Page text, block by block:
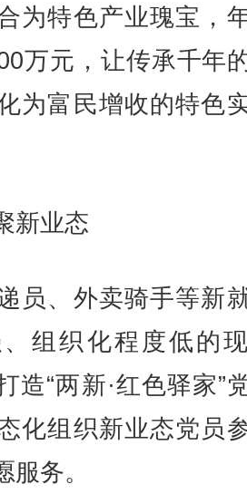
为特色产业瑰宝，
万元，让传承千年
为富民增收的特色
业态
、外卖骑手等新
组织化程度低的
造“两新·红色驿家”
化组织新业态党员
服务。